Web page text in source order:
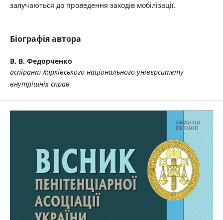
залучаються до проведення заходів мобілізації.
Біографія автора
В. В. Федорченко
аспірант Харківського національного університету
внутрішніх справ